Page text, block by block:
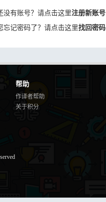
没有账号？请点击这里注册新账号
忘记密码了？请点击这里找回密码
帮助
作译者帮助
关于积分